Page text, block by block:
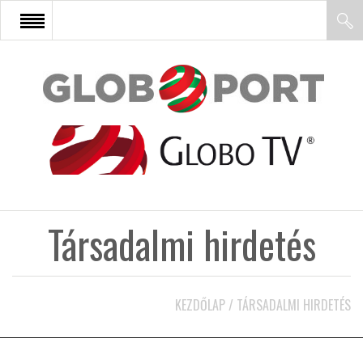
FŐOLDAL
AFRIKA
Társadalmi hirdetés
KEZDŐLAP / TÁRSADALMI HIRDETÉS